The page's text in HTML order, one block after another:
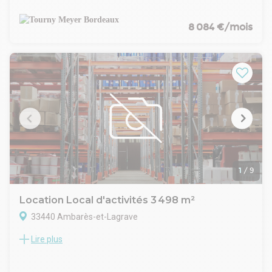
indépendant sur un grand terrain privatif.
Bâtiment de 1 656 m² développés dont 754 m² de bureaux
902 m² de stockage avec porte sectionnelle, vestiaire,
chauffage, dalle béton
Accès PL, terrain enrobé sur une grande partie, parking VL
8 084 €/mois
1 / 9
Location Local d'activités 3 498 m²
33440 Ambarès-et-Lagrave
RES GROUP vous propose à la location, sur la commune
Lire plus